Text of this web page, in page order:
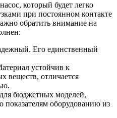
который будет легко
при постоянном контакте
обратить внимание на
Его единственный
устойчив к
веществ, отличается
бюджетных моделей,
оборудованию из